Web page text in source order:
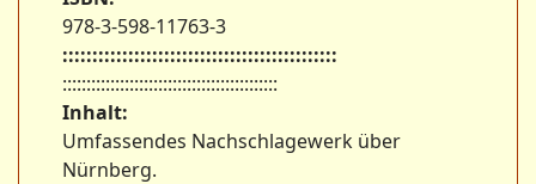
978-3-598-11763-3
::::::::::::::::::::::::::::::::::::::::::::::
:::::::::::::::::::::::::::::::::::::::::::::
Inhalt:
Umfassendes Nachschlagewerk über
Nürnberg.